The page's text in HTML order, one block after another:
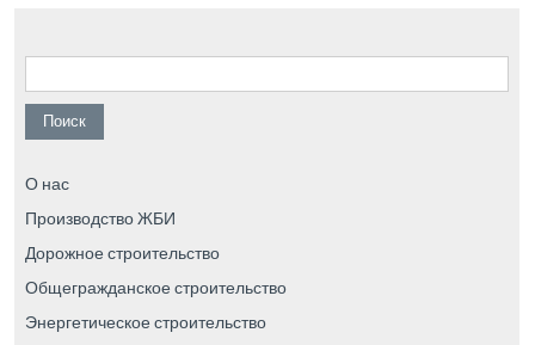
Найти:
О нас
Производство ЖБИ
Дорожное строительство
Общегражданское строительство
Энергетическое строительство